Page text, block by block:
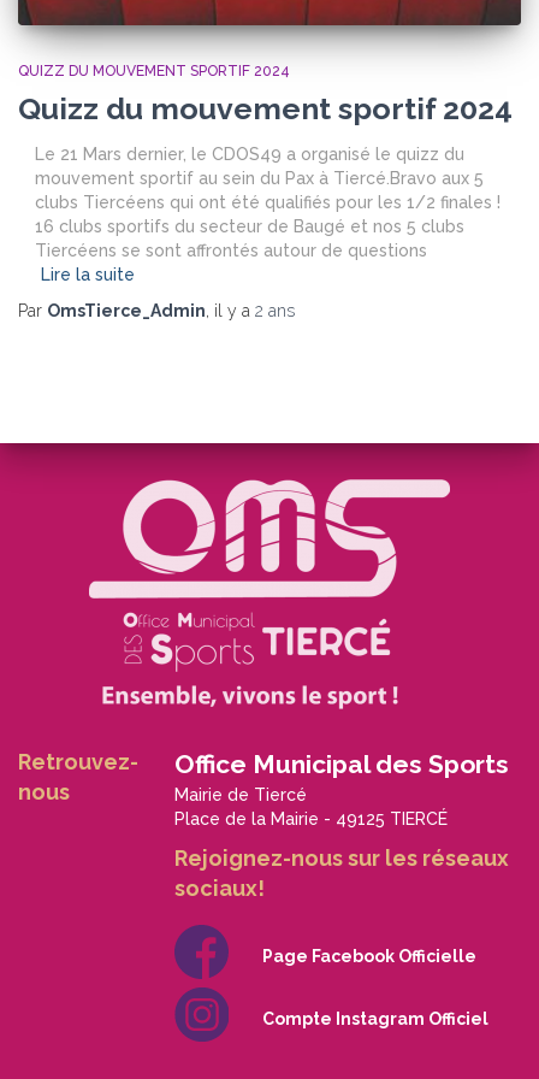
QUIZZ DU MOUVEMENT SPORTIF 2024
Quizz du mouvement sportif 2024
Le 21 Mars dernier, le CDOS49 a organisé le quizz du
mouvement sportif au sein du Pax à Tiercé.Bravo aux 5
clubs Tiercéens qui ont été qualifiés pour les 1/2 finales !
16 clubs sportifs du secteur de Baugé et nos 5 clubs
Tiercéens se sont affrontés autour de questions
Lire la suite
Par OmsTierce_Admin, il y a 2 ans
Retrouvez-
nous
Office Municipal des Sports
Mairie de Tiercé
Place de la Mairie - 49125 TIERCÉ
Rejoignez-nous sur les réseaux
sociaux!
Page Facebook Officielle
Compte Instagram Officiel